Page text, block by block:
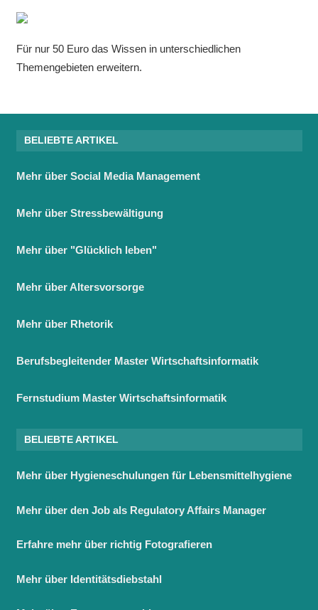
Für nur 50 Euro das Wissen in unterschiedlichen
Themengebieten erweitern.
BELIEBTE ARTIKEL
Mehr über Social Media Management
Mehr über Stressbewältigung
Mehr über "Glücklich leben"
Mehr über Altersvorsorge
Mehr über Rhetorik
Berufsbegleitender Master Wirtschaftsinformatik
Fernstudium Master Wirtschaftsinformatik
BELIEBTE ARTIKEL
Mehr über Hygieneschulungen für Lebensmittelhygiene
Mehr über den Job als Regulatory Affairs Manager
Erfahre mehr über richtig Fotografieren
Mehr über Identitätsdiebstahl